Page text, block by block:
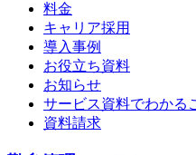
料金
キャリア採用
導入事例
お役立ち資料
お知らせ
サービス資料でわかる
資料請求